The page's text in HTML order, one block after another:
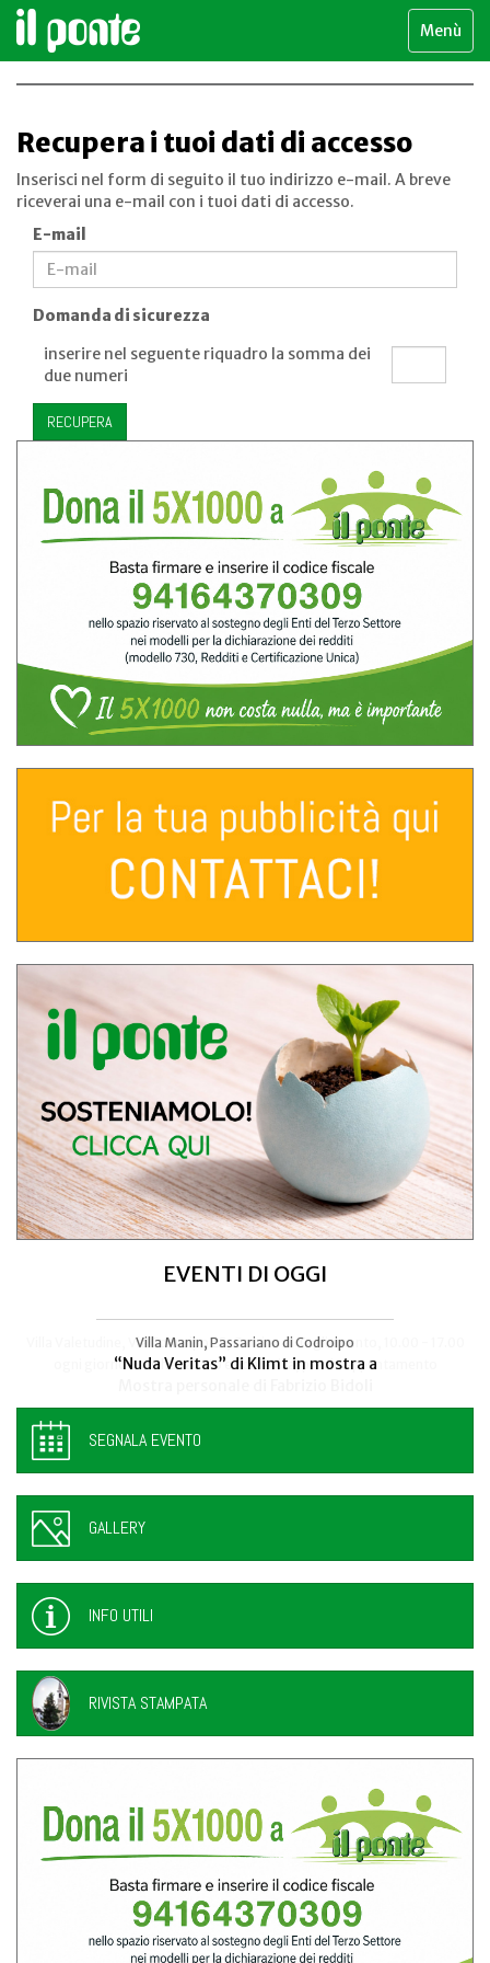
Menù
Recupera i tuoi dati di accesso
Inserisci nel form di seguito il tuo indirizzo e-mail. A breve
riceverai una e-mail con i tuoi dati di accesso.
E-mail
Domanda di sicurezza
inserire nel seguente riquadro la somma dei
due numeri
RECUPERA
EVENTI DI OGGI
Villa Manin, Passariano di Codroipo
“Nuda Veritas” di Klimt in mostra a
Villa Valetudine, Via Codroipo 25, Camino al Tagliamento, 10.00 - 17.00
ogni giorno - anche sabato e domenica, previo appuntamento
SEGNALA EVENTO
GALLERY
INFO UTILI
RIVISTA STAMPATA